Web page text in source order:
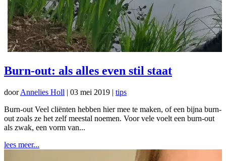
Burn-out: als alles even stil staat
doorAnnelies Holl | 03 mei 2019 | tips
Burn-out Veel cliënten hebben hier mee te maken, of een bijna burn-
out zoals ze het zelf meestal noemen. Voor vele voelt een burn-out
als zwak, een vorm van...
lees meer...